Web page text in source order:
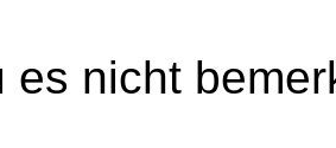
es nicht